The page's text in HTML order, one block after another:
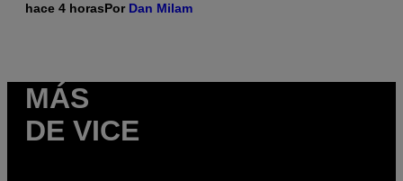
hace 4 horasPor Dan Milam
MÁS
DE VICE